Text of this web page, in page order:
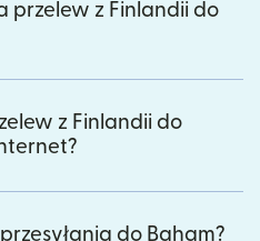
przelew z Finlandii do
z Finlandii do
do Baham?